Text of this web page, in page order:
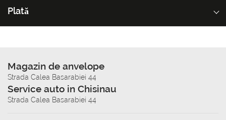
Plată
Magazin de anvelope
Strada Calea Basarabiei 44
Service auto in Chisinau
Strada Calea Basarabiei 44